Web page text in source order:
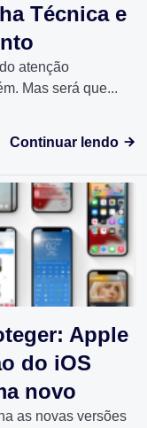
Técnica e
atenção
Mas será que...
Continuar lendo
Apple
do iOS
novo
as novas versões